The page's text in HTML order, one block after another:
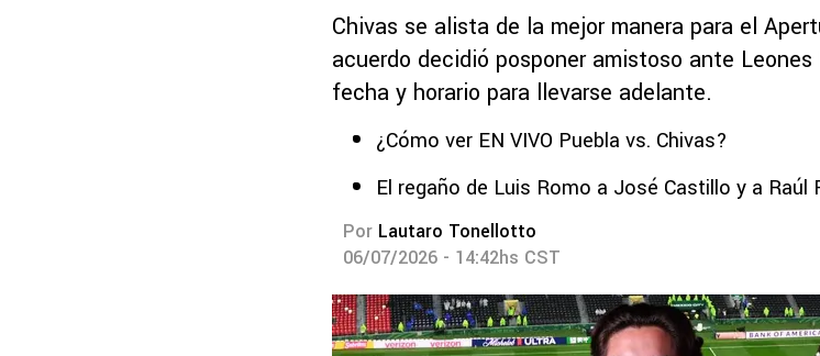
Chivas se alista de la mejor manera para el
acuerdo decidió posponer amistoso ante
fecha y horario para llevarse adelante.
¿Cómo ver EN VIVO Puebla vs. Chivas?
El regaño de Luis Romo a José Castillo y a Raúl
Por Lautaro Tonellotto
06/07/2026 - 14:42hs CST